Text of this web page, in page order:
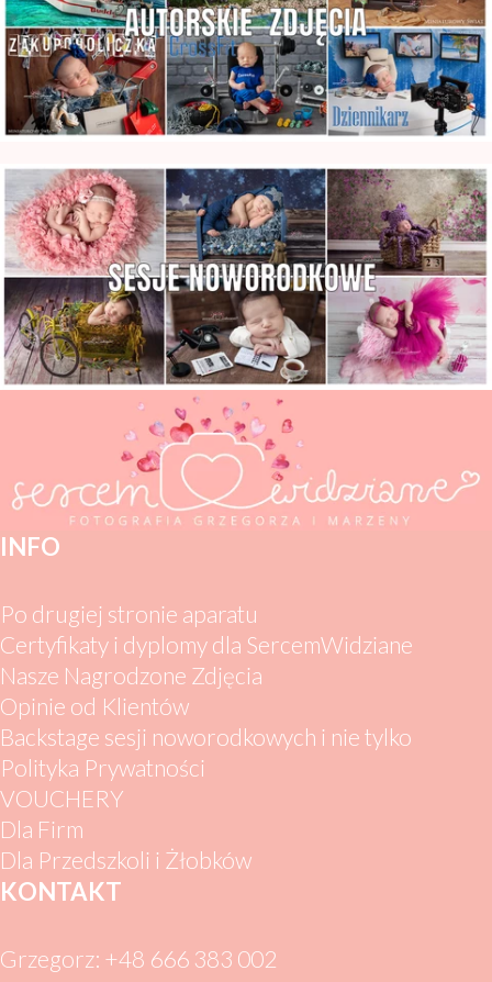
Zdjęcia Noworodkowe Warszawa
INFO
Po drugiej stronie aparatu
Certyfikaty i dyplomy dla SercemWidziane
Nasze Nagrodzone Zdjęcia
Opinie od Klientów
Backstage sesji noworodkowych i nie tylko
Polityka Prywatności
VOUCHERY
Dla Firm
Dla Przedszkoli i Żłobków
KONTAKT
Grzegorz: +48 666 383 002